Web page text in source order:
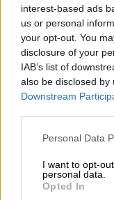
interest-based ads
us or personal
your opt-out. You
disclosure of your
IAB’s list of
also be disclosed
Downstream
Please note that
not limited to your
grant or deny
use your data for
Personal Data
I want to opt-
personal data.
Opted In
ΔΙΑΒΑΣΤΕ
Αθλητισμός|
Ελλάδα -
για την
στον «κακό
Σε περίπτωση
του Βασίλη